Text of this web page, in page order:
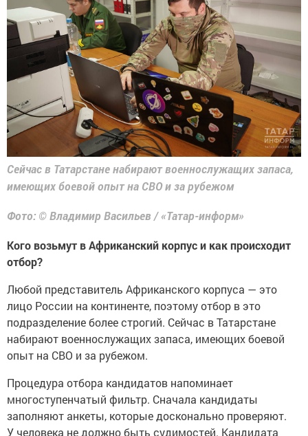
Сейчас в Татарстане набирают военнослужащих запаса,
имеющих боевой опыт на СВО и за рубежом
Фото: © Владимир Васильев / «Татар-информ»
Кого возьмут в Африканский корпус и как происходит
отбор?
Любой представитель Африканского корпуса — это
лицо России на континенте, поэтому отбор в это
подразделение более строгий. Сейчас в Татарстане
набирают военнослужащих запаса, имеющих боевой
опыт на СВО и за рубежом.
Процедура отбора кандидатов напоминает
многоступенчатый фильтр. Сначала кандидаты
заполняют анкеты, которые досконально проверяют.
У человека не должно быть судимостей. Кандидата